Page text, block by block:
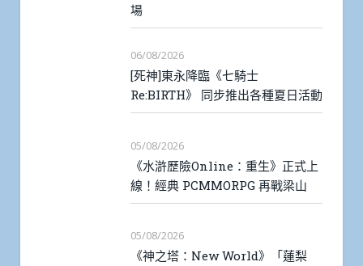
場
06/08/2026
[死神]東永降臨《七騎士
Re:BIRTH》 同步推出各種夏日活動
05/08/2026
《水滸歷險Online：重生》正式上
線！經典 PCMMORPG 再戰梁山
05/08/2026
《神之塔：New World》「蓮梨